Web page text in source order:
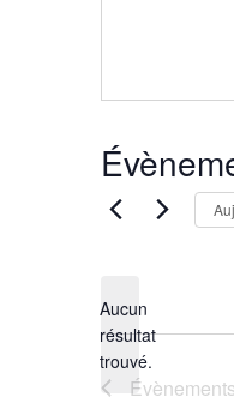
Notice
Aucun
résultat
trouvé.
Évènements